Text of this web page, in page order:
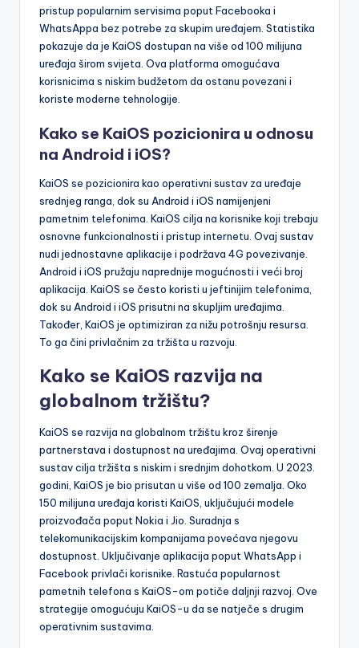
pristup popularnim servisima poput Facebooka i
WhatsAppa bez potrebe za skupim uređajem. Statistika
pokazuje da je KaiOS dostupan na više od 100 milijuna
uređaja širom svijeta. Ova platforma omogućava
korisnicima s niskim budžetom da ostanu povezani i
koriste moderne tehnologije.
Kako se KaiOS pozicionira u odnosu
na Android i iOS?
KaiOS se pozicionira kao operativni sustav za uređaje
srednjeg ranga, dok su Android i iOS namijenjeni
pametnim telefonima. KaiOS cilja na korisnike koji trebaju
osnovne funkcionalnosti i pristup internetu. Ovaj sustav
nudi jednostavne aplikacije i podržava 4G povezivanje.
Android i iOS pružaju naprednije mogućnosti i veći broj
aplikacija. KaiOS se često koristi u jeftinijim telefonima,
dok su Android i iOS prisutni na skupljim uređajima.
Također, KaiOS je optimiziran za nižu potrošnju resursa.
To ga čini privlačnim za tržišta u razvoju.
Kako se KaiOS razvija na
globalnom tržištu?
KaiOS se razvija na globalnom tržištu kroz širenje
partnerstava i dostupnost na uređajima. Ovaj operativni
sustav cilja tržišta s niskim i srednjim dohotkom. U 2023.
godini, KaiOS je bio prisutan u više od 100 zemalja. Oko
150 milijuna uređaja koristi KaiOS, uključujući modele
proizvođača poput Nokia i Jio. Suradnja s
telekomunikacijskim kompanijama povećava njegovu
dostupnost. Uključivanje aplikacija poput WhatsApp i
Facebook privlači korisnike. Rastuća popularnost
pametnih telefona s KaiOS-om potiče daljnji razvoj. Ove
strategije omogućuju KaiOS-u da se natječe s drugim
operativnim sustavima.